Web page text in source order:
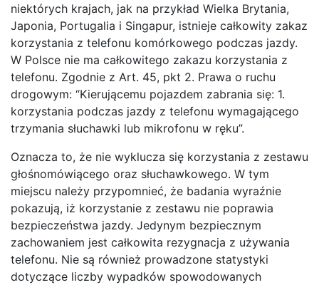
niektórych krajach, jak na przykład Wielka Brytania,
Japonia, Portugalia i Singapur, istnieje całkowity zakaz
korzystania z telefonu komórkowego podczas jazdy.
W Polsce nie ma całkowitego zakazu korzystania z
telefonu. Zgodnie z Art. 45, pkt 2. Prawa o ruchu
drogowym: “Kierującemu pojazdem zabrania się: 1.
korzystania podczas jazdy z telefonu wymagającego
trzymania słuchawki lub mikrofonu w ręku”.
Oznacza to, że nie wyklucza się korzystania z zestawu
głośnomówiącego oraz słuchawkowego. W tym
miejscu należy przypomnieć, że badania wyraźnie
pokazują, iż korzystanie z zestawu nie poprawia
bezpieczeństwa jazdy. Jedynym bezpiecznym
zachowaniem jest całkowita rezygnacja z używania
telefonu. Nie są również prowadzone statystyki
dotyczące liczby wypadków spowodowanych